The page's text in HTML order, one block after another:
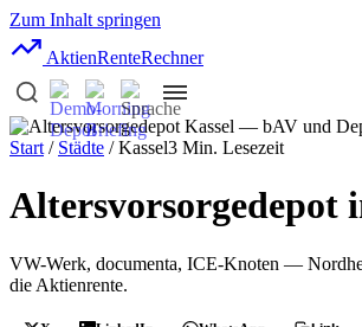
Zum Inhalt springen
AktienRenteRechner
Start / Städte / Kassel3 Min. Lesezeit
Altersvorsorgedepot
VW-Werk, documenta, ICE-Knoten —
die Aktienrente.